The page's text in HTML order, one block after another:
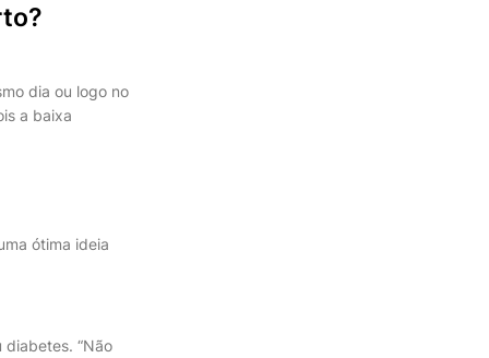
dia ou logo no
a baixa
ótima ideia
“Não